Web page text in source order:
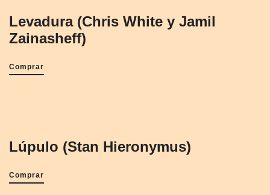
Levadura (Chris White y Jamil
Zainasheff)
Comprar
Lúpulo (Stan Hieronymus)
Comprar